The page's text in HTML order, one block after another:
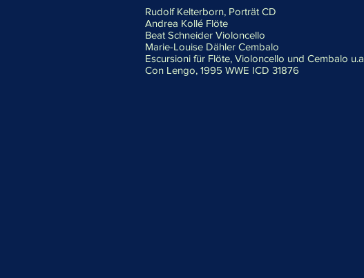
Rudolf Kelterborn, Porträt CD
Andrea Kollé Flöte
Beat Schneider Violoncello
Marie-Louise Dähler Cembalo
Escursioni für Flöte, Violoncello und Cembalo u.a
Con Lengo, 1995 WWE ICD 31876